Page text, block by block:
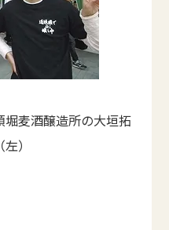
麦酒醸造所の大垣拓
）